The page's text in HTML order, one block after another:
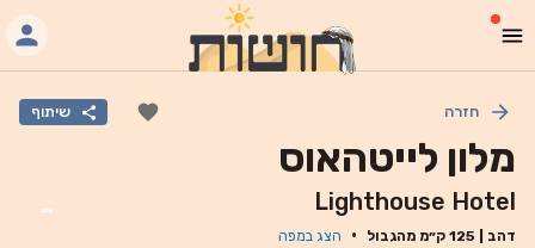
חזרה שיתוף
מלון לייטהאוס
Lighthouse Hotel
דהב 125 ק״מ מהגבול · הצג במפה
-